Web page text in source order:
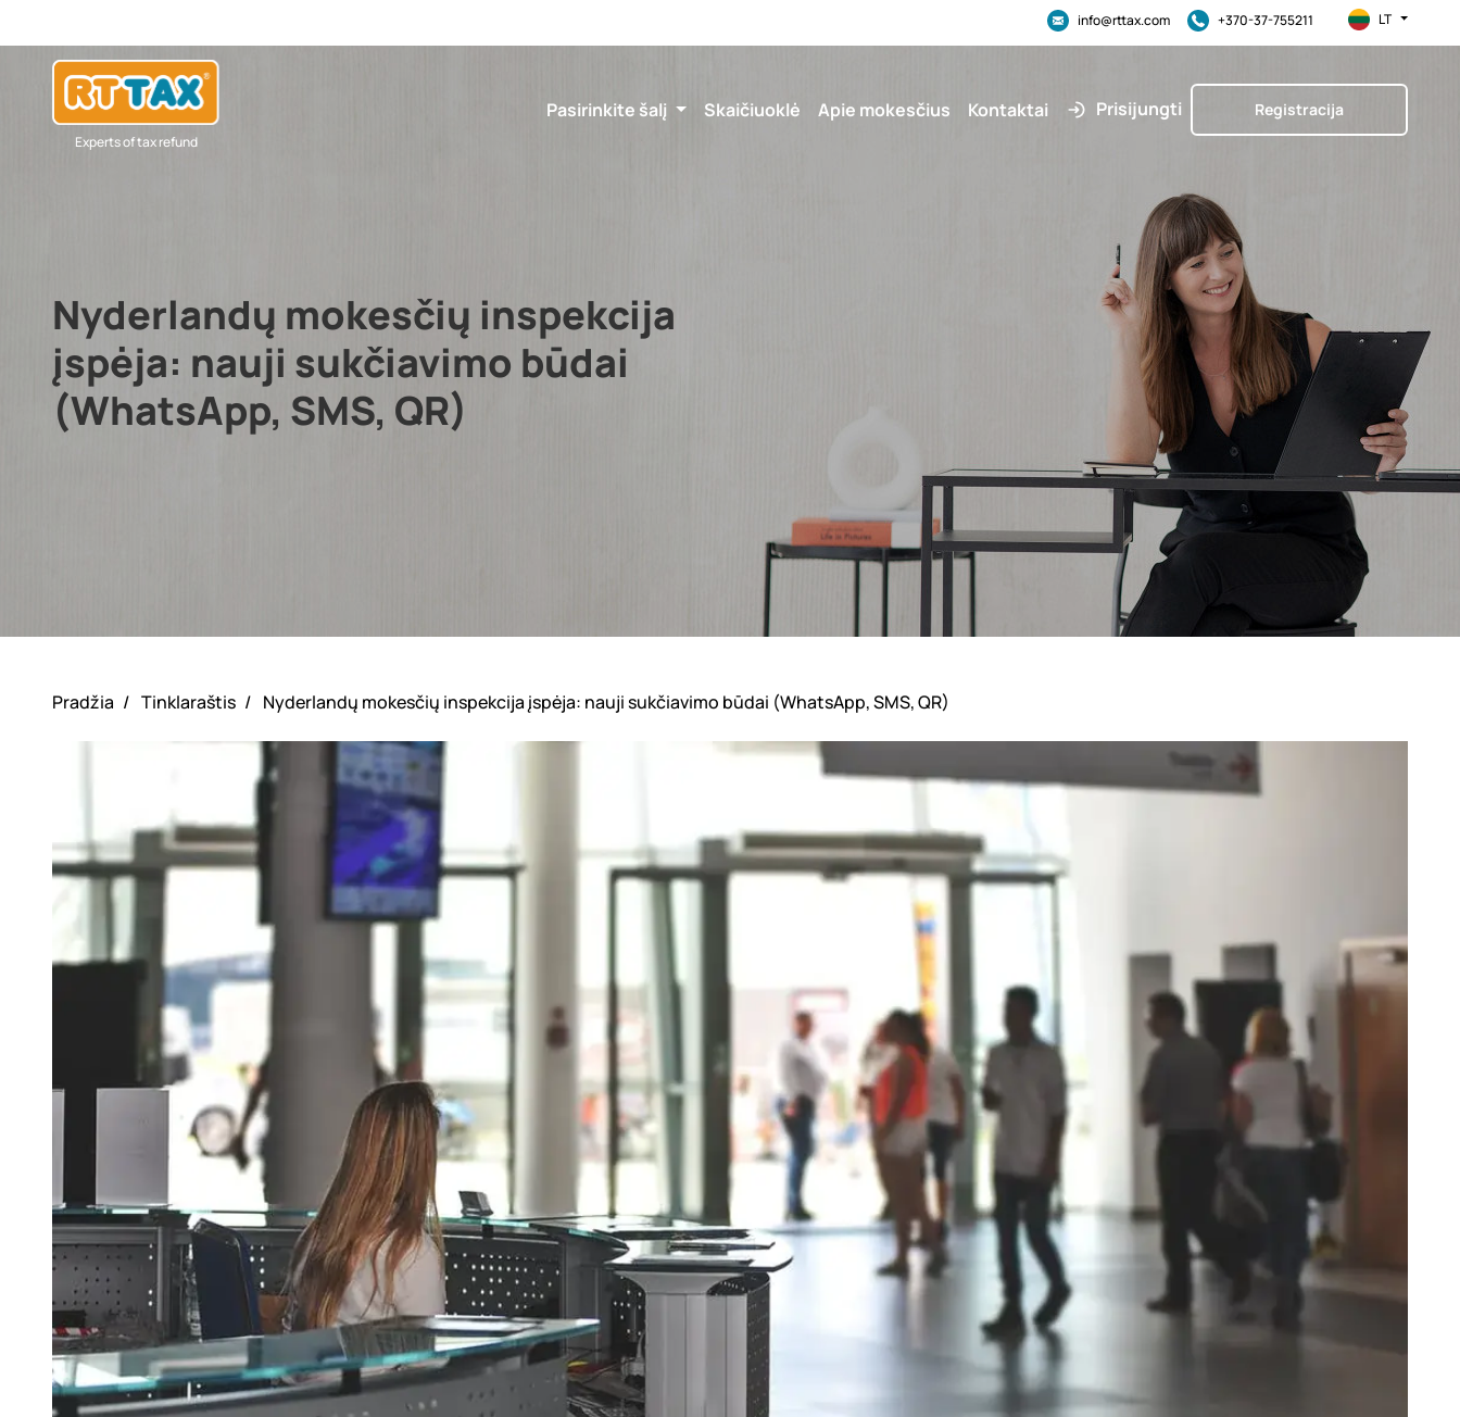
info@rttax.com +370-37-755211 LT
Experts of tax refund
Pasirinkite šalį Skaičiuoklė Apie mokesčius Kontaktai Prisijungti Registracija
Nyderlandų mokesčių inspekcija
įspėja: nauji sukčiavimo būdai
(WhatsApp, SMS, QR)
Pradžia / Tinklaraštis / Nyderlandų mokesčių inspekcija įspėja: nauji sukčiavimo būdai (WhatsApp, SMS, QR)